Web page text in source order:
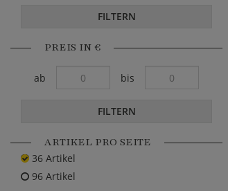
FILTERN
PREIS IN €
ab bis
FILTERN
ARTIKEL PRO SEITE
36 Artikel
96 Artikel